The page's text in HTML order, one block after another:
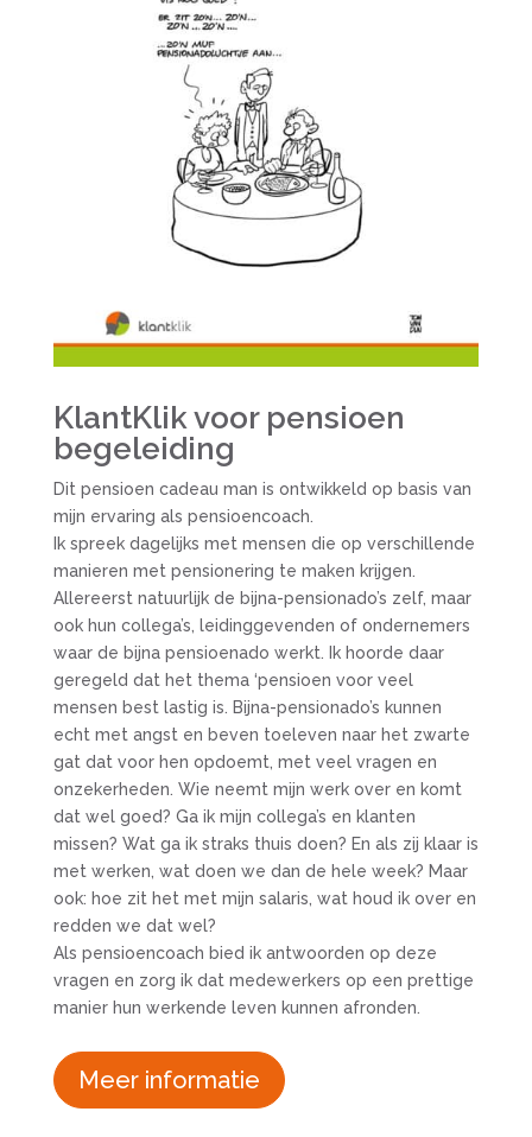
KlantKlik voor pensioen
begeleiding
Dit pensioen cadeau man is ontwikkeld op basis van
mijn ervaring als pensioencoach.
Ik spreek dagelijks met mensen die op verschillende
manieren met pensionering te maken krijgen.
Allereerst natuurlijk de bijna-pensionado’s zelf, maar
ook hun collega’s, leidinggevenden of ondernemers
waar de bijna pensioenado werkt. Ik hoorde daar
geregeld dat het thema ‘pensioen voor veel
mensen best lastig is. Bijna-pensionado’s kunnen
echt met angst en beven toeleven naar het zwarte
gat dat voor hen opdoemt, met veel vragen en
onzekerheden. Wie neemt mijn werk over en komt
dat wel goed? Ga ik mijn collega’s en klanten
missen? Wat ga ik straks thuis doen? En als zij klaar is
met werken, wat doen we dan de hele week? Maar
ook: hoe zit het met mijn salaris, wat houd ik over en
redden we dat wel?
Als pensioencoach bied ik antwoorden op deze
vragen en zorg ik dat medewerkers op een prettige
manier hun werkende leven kunnen afronden.
Meer informatie